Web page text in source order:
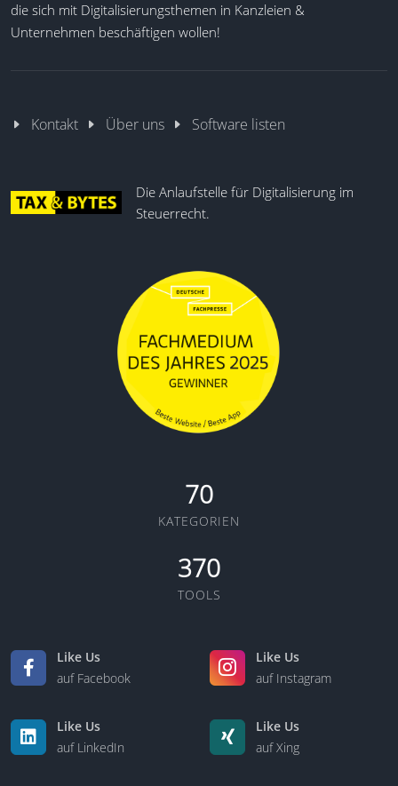
die sich mit Digitalisierungsthemen in Kanzleien &
Unternehmen beschäftigen wollen!
Kontakt Über uns Software listen
Die Anlaufstelle für Digitalisierung im
Steuerrecht.
70
KATEGORIEN
370
TOOLS
Like Us
auf Facebook
Like Us
auf Instagram
Like Us
auf LinkedIn
Like Us
auf Xing